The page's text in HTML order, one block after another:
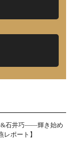
&石井巧――輝き始め
ポート】